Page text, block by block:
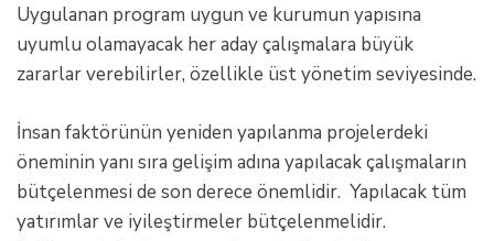
Uygulanan program uygun ve kurumun yapısına
uyumlu olamayacak her aday çalışmalara büyük
zararlar verebilirler, özellikle üst yönetim seviyesinde.
İnsan faktörünün yeniden yapılanma projelerdeki
öneminin yanı sıra gelişim adına yapılacak çalışmaların
bütçelenmesi de son derece önemlidir. Yapılacak tüm
yatırımlar ve iyileştirmeler bütçelenmelidir.